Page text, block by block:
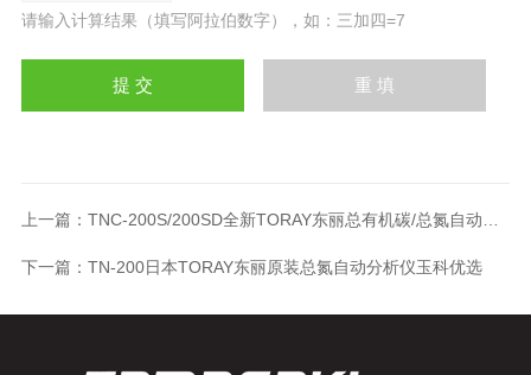
请输入计算结果（填写阿拉伯数字），如：三加四=7
上一篇： TNC-200S/200SD全新TORAY东丽总有机碳/总氮自动测量装置
下一篇： TN-200日本TORAY东丽原装总氮自动分析仪玉科优选